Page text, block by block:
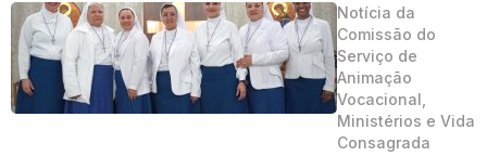
Notícia da
Comissão do
Serviço de
Animação
Vocacional,
Ministérios e Vida
Consagrada